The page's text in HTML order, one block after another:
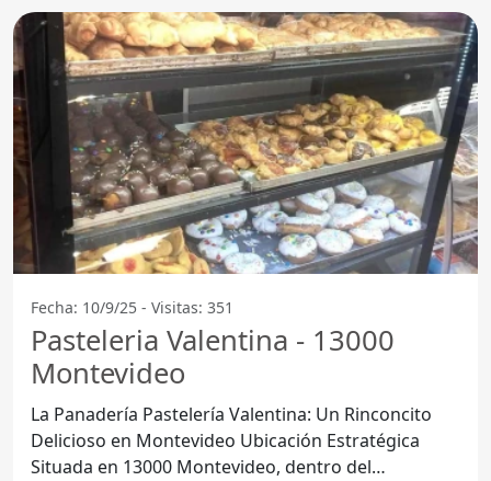
Fecha: 10/9/25 - Visitas: 351
Pasteleria Valentina - 13000
Montevideo
La Panadería Pastelería Valentina: Un Rinconcito
Delicioso en Montevideo Ubicación Estratégica
Situada en 13000 Montevideo, dentro del